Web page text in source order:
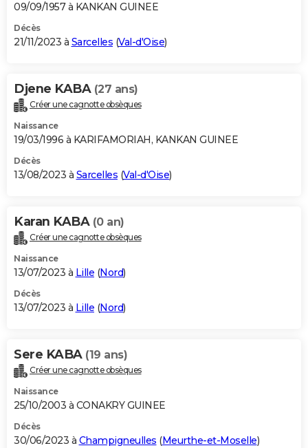
09/09/1957 à KANKAN GUINEE
Décès
21/11/2023 à Sarcelles (Val-d'Oise)
Djene KABA (27 ans)
Créer une cagnotte obsèques
Naissance
19/03/1996 à KARIFAMORIAH, KANKAN GUINEE
Décès
13/08/2023 à Sarcelles (Val-d'Oise)
Karan KABA (0 an)
Créer une cagnotte obsèques
Naissance
13/07/2023 à Lille (Nord)
Décès
13/07/2023 à Lille (Nord)
Sere KABA (19 ans)
Créer une cagnotte obsèques
Naissance
25/10/2003 à CONAKRY GUINEE
Décès
30/06/2023 à Champigneulles (Meurthe-et-Moselle)